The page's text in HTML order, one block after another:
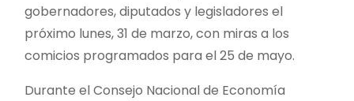
gobernadores, diputados y legisladores el
próximo lunes, 31 de marzo, con miras a los
comicios programados para el 25 de mayo.
Durante el Consejo Nacional de Economía